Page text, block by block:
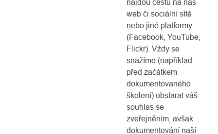
najdou cestu na náš
web či sociální sítě
nebo jiné platformy
(Facebook, YouTube,
Flickr). Vždy se
snažíme (například
před začátkem
dokumentovaného
školení) obstarat váš
souhlas se
zveřejněním, avšak
dokumentování naší